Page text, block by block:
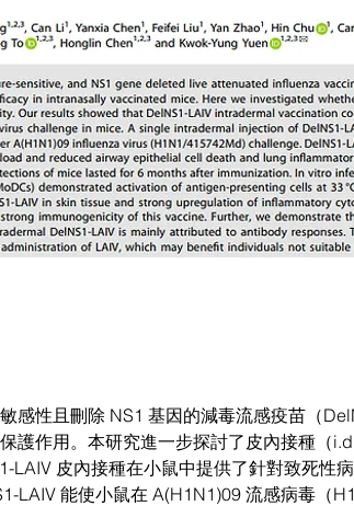
感性且刪除 NS1 基因的減毒流感疫苗（
護作用。本研究進一步探討了皮內接種（
LAIV 皮內接種在小鼠中提供了針對致死性
LAIV 能使小鼠在 A(H1N1)09 流感病毒（